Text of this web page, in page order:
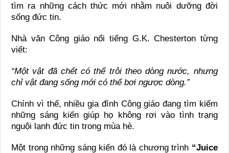
tìm ra những cách thức mới nhằm nuôi dưỡng đời
sống đức tin.
Nhà văn Công giáo nổi tiếng G.K. Chesterton từng
viết:
“Một vật đã chết có thể trôi theo dòng nước, nhưng
chỉ vật đang sống mới có thể bơi ngược dòng.”
Chính vì thế, nhiều gia đình Công giáo đang tìm kiếm
những sáng kiến giúp họ không rơi vào tình trạng
nguội lạnh đức tin trong mùa hè.
Một trong những sáng kiến đó là chương trình “Juice